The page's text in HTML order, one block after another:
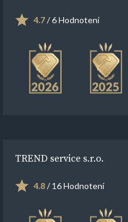
4.7/ 6 Hodnotení
TREND service s.r.o.
4.8/ 16 Hodnotení